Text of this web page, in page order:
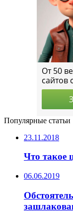
Популярные статьи
23.11.2018
Что такое
06.06.2019